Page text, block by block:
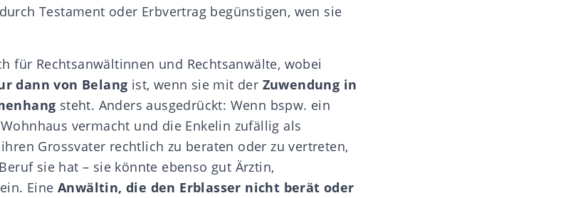
Testament oder Erbvertrag begünstigen, wen sie
für Rechtsanwältinnen und Rechtsanwälte, wobei
dann von Belang ist, wenn sie mit der Zuwendung in
steht. Anders ausgedrückt: Wenn bspw. ein
Wohnhaus vermacht und die Enkelin zufällig als
Grossvater rechtlich zu beraten oder zu vertreten,
sie hat – sie könnte ebenso gut Ärztin,
Eine Anwältin, die den Erblasser nicht berät oder